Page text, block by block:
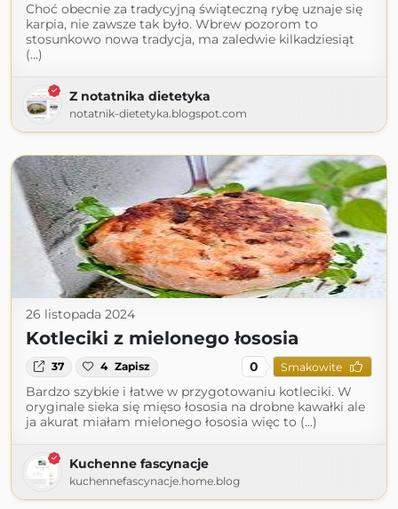
Choć obecnie za tradycyjną świąteczną rybę uznaje się
karpia, nie zawsze tak było. Wbrew pozorom to
stosunkowo nowa tradycja, ma zaledwie kilkadziesiąt
(...)
Z notatnika dietetyka
notatnik-dietetyka.blogspot.com
26 listopada 2024
Kotleciki z mielonego łososia
37 4 Zapisz 0 Smakowite
Bardzo szybkie i łatwe w przygotowaniu kotleciki. W
oryginale sieka się mięso łososia na drobne kawałki ale
ja akurat miałam mielonego łososia więc to (...)
Kuchenne fascynacje
kuchennefascynacje.home.blog